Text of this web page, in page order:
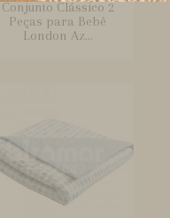
Conjunto Clássico 2
Peças para Bebê
London Az...